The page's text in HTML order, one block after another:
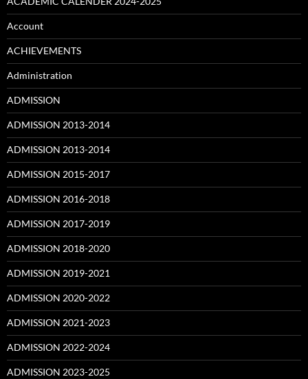
Account
ACHIEVEMENTS
Administration
ADMISSION
ADMISSION 2013-2014
ADMISSION 2013-2014
ADMISSION 2015-2017
ADMISSION 2016-2018
ADMISSION 2017-2019
ADMISSION 2018-2020
ADMISSION 2019-2021
ADMISSION 2020-2022
ADMISSION 2021-2023
ADMISSION 2022-2024
ADMISSION 2023-2025